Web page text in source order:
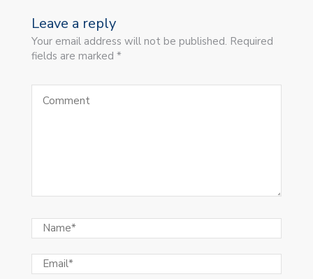
Leave a reply
Your email address will not be published. Required
fields are marked *